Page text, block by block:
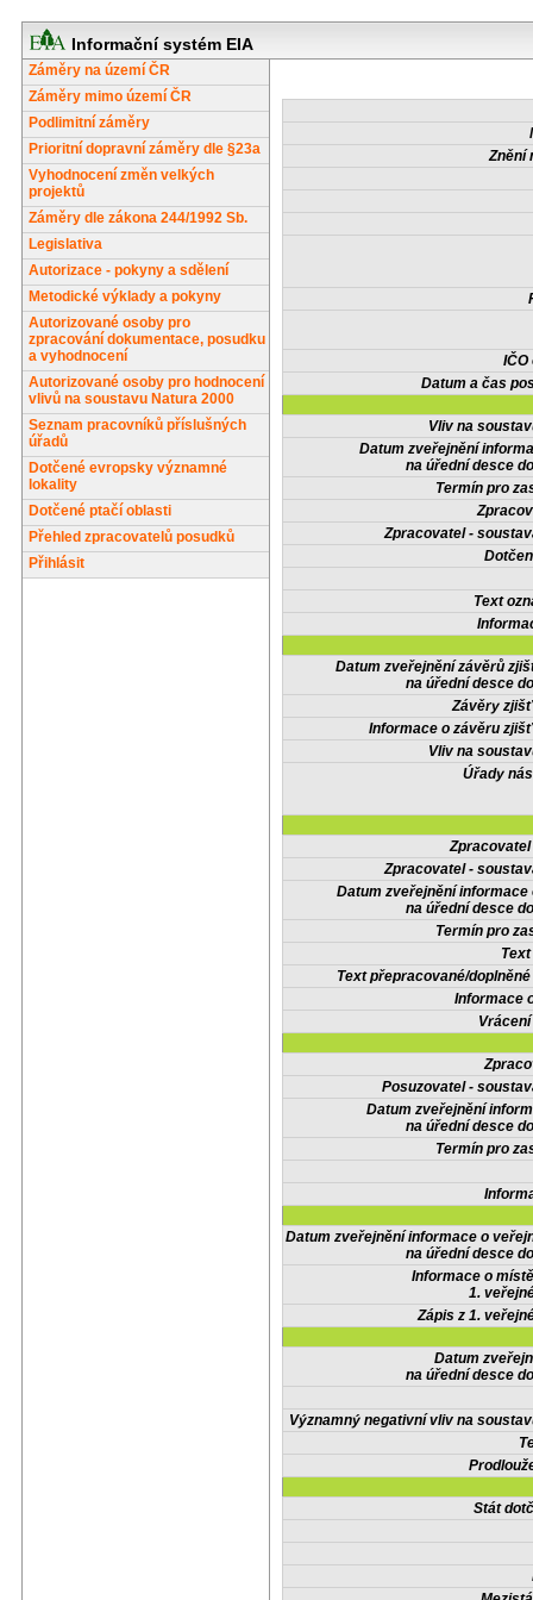
Informační systém EIA
Záměry na území ČR
Záměry mimo území ČR
Podlimitní záměry
Prioritní dopravní záměry dle §23a
Vyhodnocení změn velkých
projektů
Záměry dle zákona 244/1992 Sb.
Legislativa
Autorizace - pokyny a sdělení
Metodické výklady a pokyny
Autorizované osoby pro
zpracování dokumentace, posudku
a vyhodnocení
Autorizované osoby pro hodnocení
vlivů na soustavu Natura 2000
Seznam pracovníků příslušných
úřadů
Dotčené evropsky významné
lokality
Dotčené ptačí oblasti
Přehled zpracovatelů posudků
Přihlásit
Znění
IČO
Datum a čas
Vliv na
Datum zveřejnění
na úřední desce
Termín pro
Zpracovatel -
Text
Datum zveřejnění závěrů
na úřední desce
Závěry
Informace o závěru
Vliv na
Úřady
Zpracovatel -
Datum zveřejnění informace
na úřední desce
Termín pro
Text přepracované/
Informace
Posuzovatel -
Datum zveřejnění
na úřední desce
Termín pro
Datum zveřejnění informace o
na úřední desce
Informace o
1.
Zápis z 1.
Datum
na úřední desce
Významný negativní vliv na
Stát